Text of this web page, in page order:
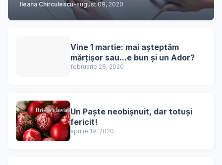
Ileana Chirculescu-august 09, 2020
Vine 1 martie: mai așteptăm
mărțișor sau...e bun și un Ador?
februarie 28, 2020
Un Paște neobișnuit, dar totuși
fericit!
aprilie 19, 2020